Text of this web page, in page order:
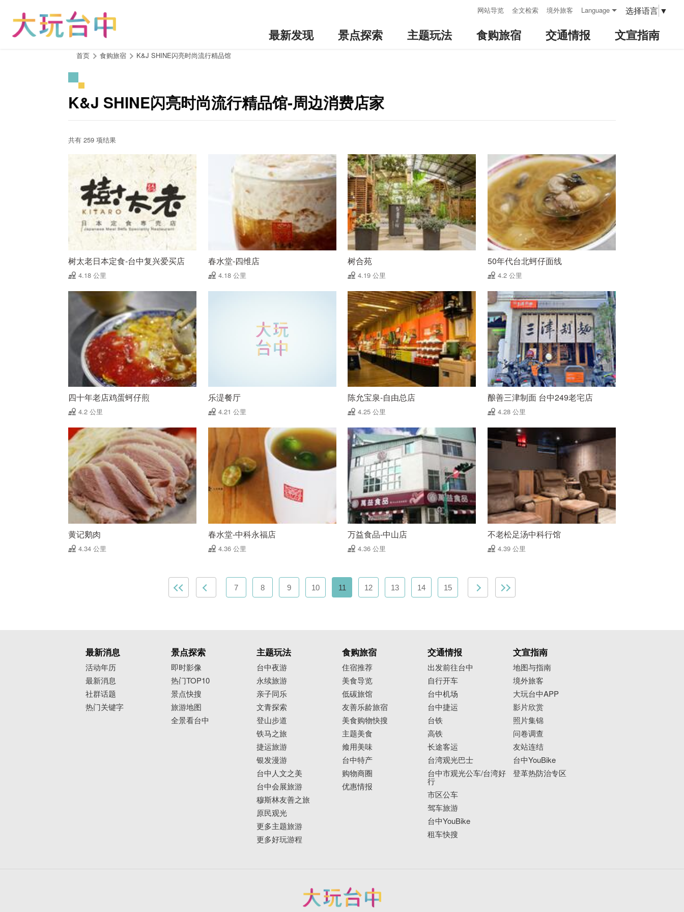
网站导览 全文检索 境外旅客 Language 选择语言 ▼
最新发现 景点探索 主题玩法 食购旅宿 交通情报 文宣指南
首页 食购旅宿 K&J SHINE闪亮时尚流行精品馆
K&J SHINE闪亮时尚流行精品馆-周边消费店家
共有 259 项结果
树太老日本定食-台中复兴爱买店
4.18 公里
春水堂-四维店
4.18 公里
树合苑
4.19 公里
50年代台北蚵仔面线
4.2 公里
四十年老店鸡蛋蚵仔煎
4.2 公里
乐湜餐厅
4.21 公里
陈允宝泉-自由总店
4.25 公里
酿善三津制面 台中249老宅店
4.28 公里
黄记鹅肉
4.34 公里
春水堂-中科永福店
4.36 公里
万益食品-中山店
4.36 公里
不老松足汤中科行馆
4.39 公里
7 8 9 10 11 12 13 14 15
最新消息
活动年历
最新消息
社群话题
热门关键字
景点探索
即时影像
热门TOP10
景点快搜
旅游地图
全景看台中
主题玩法
台中夜游
永续旅游
亲子同乐
文青探索
登山步道
铁马之旅
捷运旅游
银发漫游
台中人文之美
台中会展旅游
穆斯林友善之旅
原民观光
更多主题旅游
更多好玩游程
食购旅宿
住宿推荐
美食导览
低碳旅馆
友善乐龄旅宿
美食购物快搜
主题美食
飨用美味
台中特产
购物商圈
优惠情报
交通情报
出发前往台中
自行开车
台中机场
台中捷运
台铁
高铁
长途客运
台湾观光巴士
台中市观光公车/台湾好
行
市区公车
驾车旅游
台中YouBike
租车快搜
文宣指南
地图与指南
境外旅客
大玩台中APP
影片欣赏
照片集锦
问卷调查
友站连结
台中YouBike
登革热防治专区